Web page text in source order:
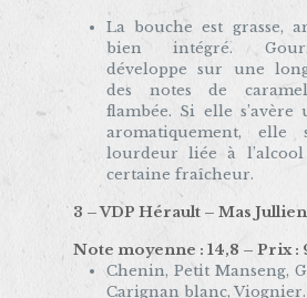
La bouche est grasse,
bien intégré.
développe sur une
des notes de
flambée. Si elle
aromatiquement,
lourdeur liée à
certaine fraîcheur.
3 – VDP Hérault – Mas
Note moyenne : 14,8 – Prix :
Chenin, Petit Manseng,
Carignan blanc, Viognier.